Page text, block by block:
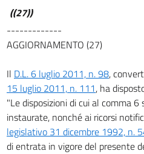
24
Notificazioni a
25
26
((27))
-------------
AGGIORNAMENTO (27)
Il D.L. 6 luglio 2011, n. 98,
15 luglio 2011, n. 111, ha
"Le disposizioni di cui al comma
instaurate, nonché ai ricorsi
legislativo 31 dicembre 1992, n.
di entrata in vigore del presente